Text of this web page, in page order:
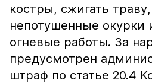
костры, сжигать
непотушенные окурки
огневые работы. За
предусмотрен
штраф по статье 20.4